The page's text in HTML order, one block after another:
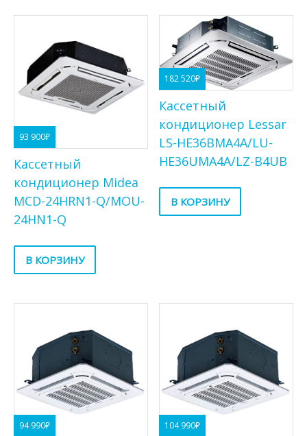
93 900₽
Кассетный
кондиционер Midea
MCD-24HRN1-Q/MOU-
24HN1-Q
В КОРЗИНУ
182 520₽
Кассетный
кондиционер Lessar
LS-HE36BMA4A/LU-
HE36UMA4A/LZ-B4UB
В КОРЗИНУ
94 990₽ 104 990₽